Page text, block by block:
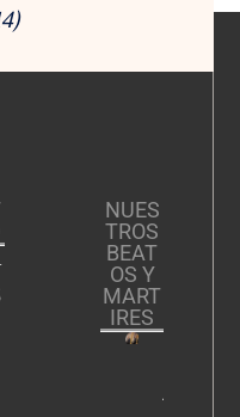
NUES
TROS
BEAT
OS Y
MART
IRES
Álvarez,